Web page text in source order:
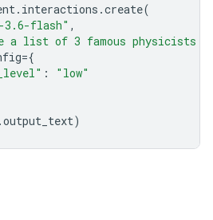
. interactions .create(
3.6-flash" ,
a list of 3 famous physicists
={
:
"low"
.output_text)